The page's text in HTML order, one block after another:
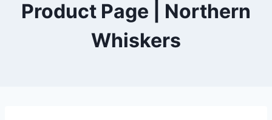
Product Page | Northern
Whiskers